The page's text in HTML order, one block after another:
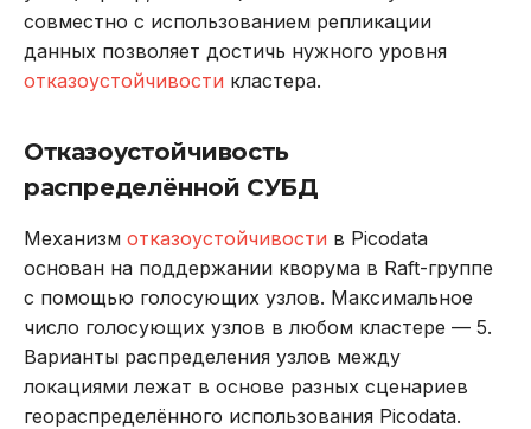
совместно с использованием репликации
данных позволяет достичь нужного уровня
отказоустойчивости кластера.
Отказоустойчивость
распределённой СУБД
Механизм отказоустойчивости в Picodata
основан на поддержании кворума в Raft-группе
с помощью голосующих узлов. Максимальное
число голосующих узлов в любом кластере — 5.
Варианты распределения узлов между
локациями лежат в основе разных сценариев
геораспределённого использования Picodata.